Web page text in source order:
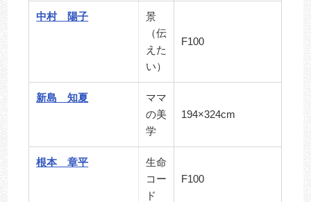
中村 陽子
景
（伝
えた
い）
F100
新島 知夏
ママ
の美
学
194×324cm
根本 章平
生命
コー
ド
F100